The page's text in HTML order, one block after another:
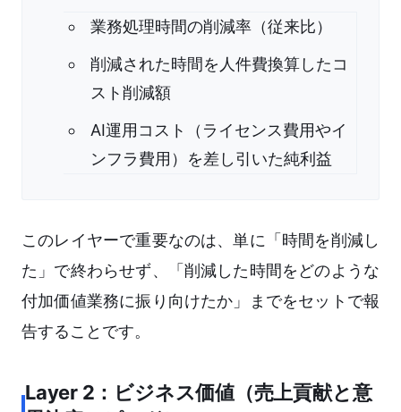
業務処理時間の削減率（従来比）
削減された時間を人件費換算したコ
スト削減額
AI運用コスト（ライセンス費用やイ
ンフラ費用）を差し引いた純利益
このレイヤーで重要なのは、単に「時間を削減し
た」で終わらせず、「削減した時間をどのような
付加価値業務に振り向けたか」までをセットで報
告することです。
Layer 2：ビジネス価値（売上貢献と意